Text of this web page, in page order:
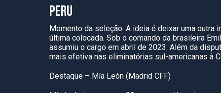
PERU
Momento da seleção: A ideia é deixar uma outra
última colocada. Sob o comando da brasileira
assumiu o cargo em abril de 2023. Além da
mais efetiva nas eliminatórias sul-americanas à
Destaque – Mía León (Madrid CFF)